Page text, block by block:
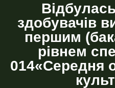
здобувачів
першим
рівнем
014«Середня